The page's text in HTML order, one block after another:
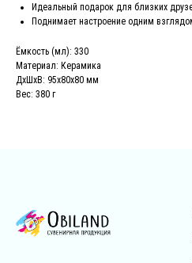
Идеальный подарок для близких
Поднимает настроение одним
Ёмкость (мл): 330
Материал: Керамика
ДxШxВ: 95x80x80 мм
Вес: 380 г